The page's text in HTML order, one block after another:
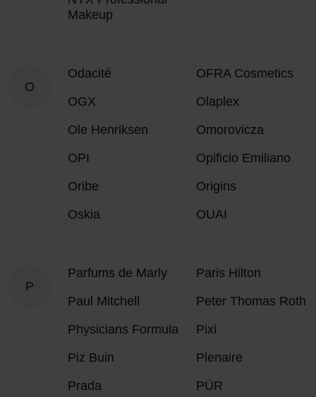
Makeup
O
Odacité
OFRA Cosmetics
OGX
Olaplex
Ole Henriksen
Omorovicza
OPI
Opificio Emiliano
Oribe
Origins
Oskia
OUAI
P
Parfums de Marly
Paris Hilton
Paul Mitchell
Peter Thomas Roth
Physicians Formula
Pixi
Piz Buin
Plenaire
Prada
PÜR